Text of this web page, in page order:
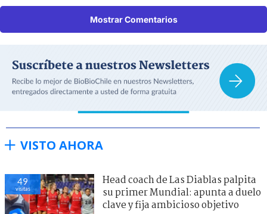
Mostrar Comentarios
VISTO AHORA
49
visitas
Head coach de Las Diablas palpita
su primer Mundial: apunta a duelo
clave y fija ambicioso objetivo